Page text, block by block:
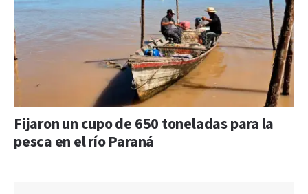
Fijaron un cupo de 650 toneladas para la
pesca en el río Paraná